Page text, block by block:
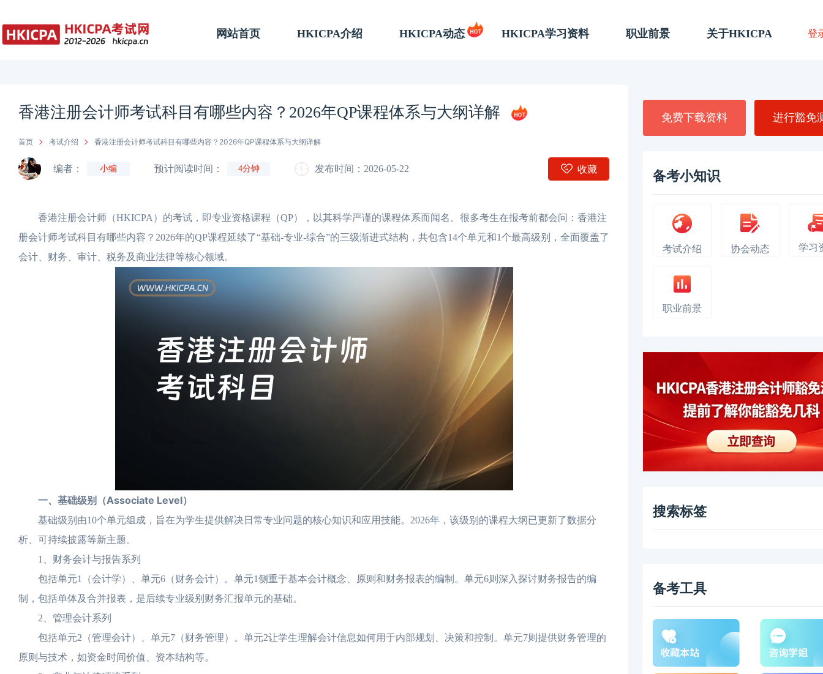
网站首页 HKICPA介绍 HKICPA动态 HKICPA学习资料 职业前景 关于HKICPA 登
香港注册会计师考试科目有哪些内容？2026年QP课程体系与大纲详解
首页 考试介绍 香港注册会计师考试科目有哪些内容？2026年QP课程体系与大纲详解
编者： 小编 预计阅读时间： 4分钟 发布时间：2026-05-22 收藏
香港注册会计师（HKICPA）的考试，即专业资格课程（QP），以其科学严谨的课程体系而闻名。很多考生在报考前都会问：香港注
册会计师考试科目有哪些内容？2026年的QP课程延续了“基础-专业-综合”的三级渐进式结构，共包含14个单元和1个最高级别，全面覆盖了
会计、财务、审计、税务及商业法律等核心领域。
一、基础级别（Associate Level）
基础级别由10个单元组成，旨在为学生提供解决日常专业问题的核心知识和应用技能。2026年，该级别的课程大纲已更新了数据分
析、可持续披露等新主题。
1、财务会计与报告系列
包括单元1（会计学）、单元6（财务会计）。单元1侧重于基本会计概念、原则和财务报表的编制。单元6则深入探讨财务报告的编
制，包括单体及合并报表，是后续专业级别财务汇报单元的基础。
2、管理会计系列
包括单元2（管理会计）、单元7（财务管理）。单元2让学生理解会计信息如何用于内部规划、决策和控制。单元7则提供财务管理的
原则与技术，如资金时间价值、资本结构等。
免费下载资料 进行豁免
备考小知识
考试介绍 协会动态 学习
职业前景
搜索标签
备考工具